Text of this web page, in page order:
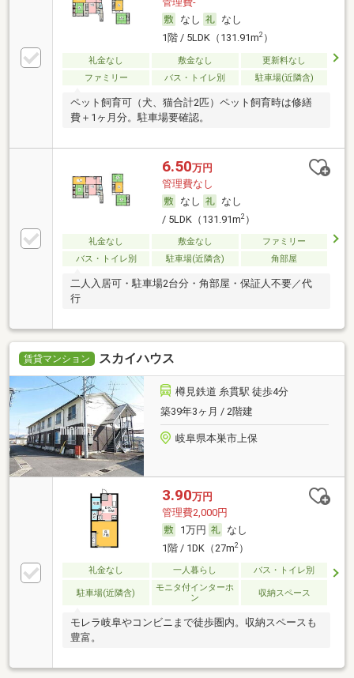
なし
なし
1階 / 5LDK（131.91m2）
礼金なし 敷金なし
更新料なし
ファミリー
バス・トイレ別 駐車場(近隣含)
ペット飼育可（犬、猫合計2匹）ペット飼育時は修繕
費＋1ヶ月分。駐車場要確認。
6.50万円
管理費なし
なし
なし
/ 5LDK（131.91m2）
礼金なし 敷金なし
ファミリー
バス・トイレ別
駐車場(近隣含) 角部屋
二人入居可・駐車場2台分・角部屋・保証人不要／代
行
賃貸マンション スカイハウス
樽見鉄道 糸貫駅 徒歩4分
築39年3ヶ月 / 2階建
岐阜県本巣市上保
3.90万円
管理費2,000円
1万円
なし
1階 / 1DK（27m2）
礼金なし 一人暮らし バス・トイレ別
駐車場(近隣含)
モニタ付インターホ
ン
収納スペース
モレラ岐阜やコンビニまで徒歩圏内。収納スペースも
豊富。